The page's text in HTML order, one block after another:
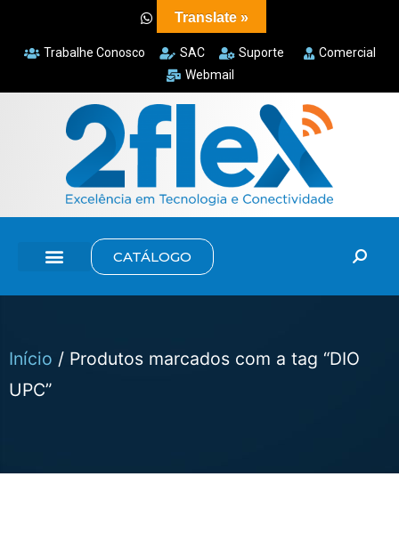
Trabalhe Conosco SAC Suporte
Comercial
Webmail
CATÁLOGO
Início / Produtos marcados com a tag “DIO
UPC”
Translate »